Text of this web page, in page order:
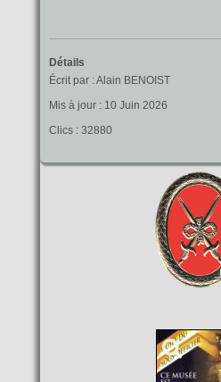
Détails
Écrit par :Alain BENOIST
Mis à jour : 10 Juin 2026
Clics : 32880